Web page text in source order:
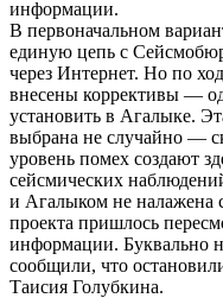
информации.
В первоначальном
единую цепь с
через Интернет. Но по
внесены коррективы —
установить в Агалыке.
выбрана не случайно —
уровень помех создают
сейсмических
и Агалыком не налажена
проекта пришлось
информации. Буквально
сообщили, что
Таисия Голубкина.